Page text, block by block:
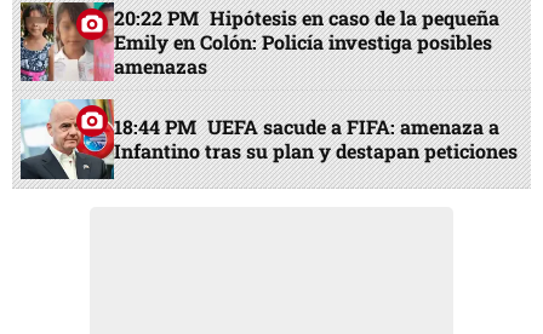
20:22 PM Hipótesis en caso de la pequeña
Emily en Colón: Policía investiga posibles
amenazas
18:44 PM UEFA sacude a FIFA: amenaza a
Infantino tras su plan y destapan peticiones